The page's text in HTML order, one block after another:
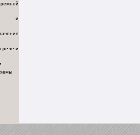
и
реле и